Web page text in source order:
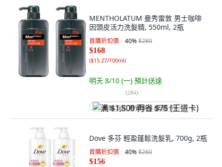
MENTHOLATUM 曼秀雷敦 男士咖啡
因頭皮活力洗髮精, 550ml, 2瓶
首購折扣價 40%$280
$168
($15.27/100ml)
明天 8/10 (一) 預計送達
(284)
满 $1,500 再省 $75 (王道卡)
Dove 多芬 輕盈蓬鬆洗髮乳, 700g, 2瓶
首購折扣價 40%$260
$156